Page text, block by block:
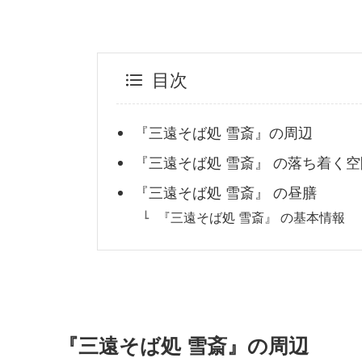
目次
『三遠そば処 雪斎』の周辺
『三遠そば処 雪斎』 の落ち着く
『三遠そば処 雪斎』 の昼膳
『三遠そば処 雪斎』 の基本情報
『三遠そば処 雪斎』の周辺